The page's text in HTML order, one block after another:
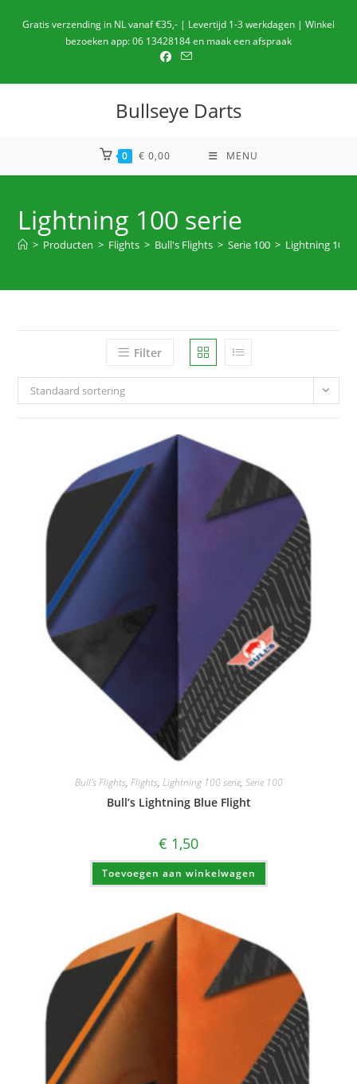
naarGratis verzending in NL vanaf €35,- | Levertijd 1-3 werkdagen | Winkel
bezoeken app: 06 13428184 en maak een afspraak
Bullseye Darts
0 € 0,00 MENU
Lightning 100 serie
> Producten > Flights > Bull's Flights > Serie 100 > Lightning 100
Filter
Standaard sortering
Bull's Flights, Flights, Lightning 100 serie, Serie 100
Bull’s Lightning Blue Flight
€ 1,50
Toevoegen aan winkelwagen